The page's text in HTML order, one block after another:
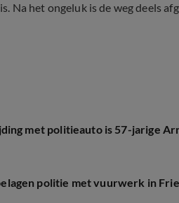
Na het ongeluk is de weg deels
met politieauto is 57-jarige
politie met vuurwerk in